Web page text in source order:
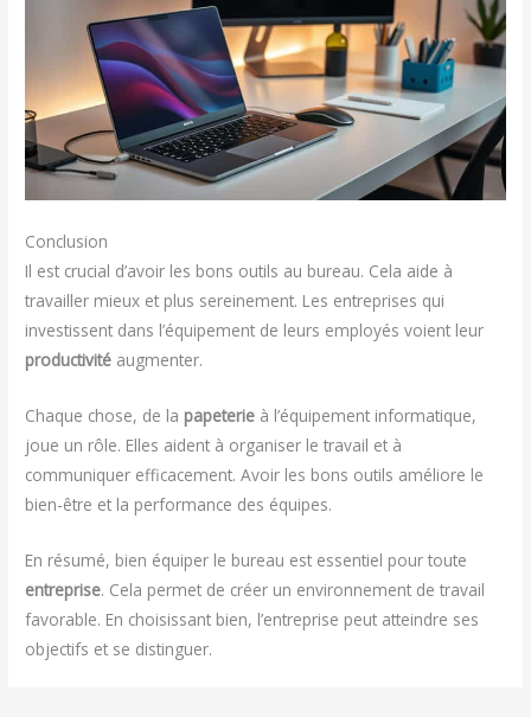
Conclusion
Il est crucial d’avoir les bons outils au bureau. Cela aide à
travailler mieux et plus sereinement. Les entreprises qui
investissent dans l’équipement de leurs employés voient leur
productivité augmenter.
Chaque chose, de la papeterie à l’équipement informatique,
joue un rôle. Elles aident à organiser le travail et à
communiquer efficacement. Avoir les bons outils améliore le
bien-être et la performance des équipes.
En résumé, bien équiper le bureau est essentiel pour toute
entreprise. Cela permet de créer un environnement de travail
favorable. En choisissant bien, l’entreprise peut atteindre ses
objectifs et se distinguer.